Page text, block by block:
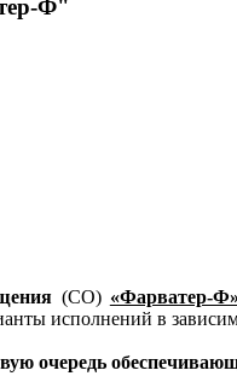
Ф"
(СО) «Фарватер-Ф»
исполнений в
очередь